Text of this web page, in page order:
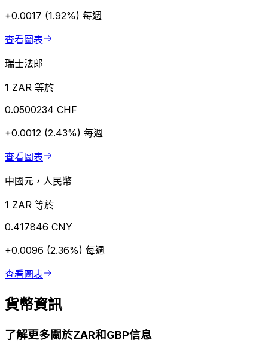
+0.0017 (1.92%) 每週
查看圖表
瑞士法郎
1 ZAR 等於
0.0500234 CHF
+0.0012 (2.43%) 每週
查看圖表
中國元，人民幣
1 ZAR 等於
0.417846 CNY
+0.0096 (2.36%) 每週
查看圖表
貨幣資訊
了解更多關於ZAR和GBP信息